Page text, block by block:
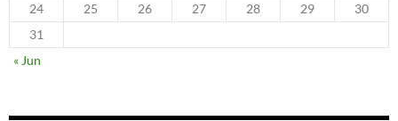
24
25 26 27 28 29
30
31
« Jun